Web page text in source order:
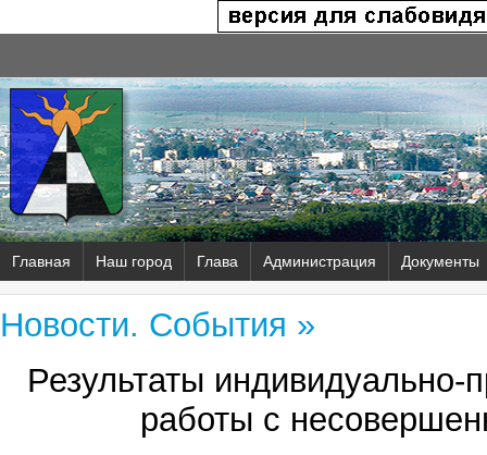
Главная Наш город Глава Администрация Документы
Новости. События »
Результаты
работы с